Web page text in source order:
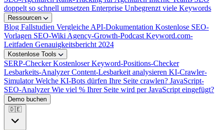
doppelt so schnell umsetzen Enterprise Unbegrenzt viele Keywords
Ressourcen
Blog Fallstudien Vergleiche API-Dokumentation Kostenlose SEO-
Vorlagen SEO-Wiki Agency-Growth-Podcast Keyword.com-
Leitfaden Genauigkeitsbericht 2024
Kostenlose Tools
SERP-CheckerKostenloser Keyword-Positions-Checker
Lesbarkeits-AnalyzerContent-Lesbarkeit analysieren KI-Crawler-
SimulatorWelche KI-Bots dürfen Ihre Seite crawlen? JavaScript-
SEO-AnalyzerWie viel % Ihrer Seite wird per JavaScript eingefügt?
Demo buchen
🇩🇪